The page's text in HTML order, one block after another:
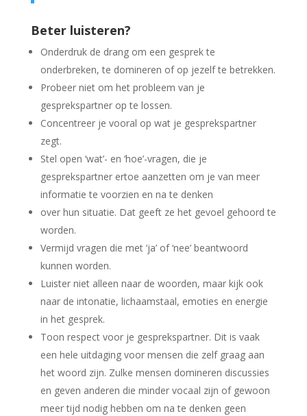
Beter luisteren?
Onderdruk de drang om een gesprek te
onderbreken, te domineren of op jezelf te betrekken.
Probeer niet om het probleem van je
gesprekspartner op te lossen.
Concentreer je vooral op wat je gesprekspartner
zegt.
Stel open ‘wat’- en ‘hoe’-vragen, die je
gesprekspartner ertoe aanzetten om je van meer
informatie te voorzien en na te denken
over hun situatie. Dat geeft ze het gevoel gehoord te
worden.
Vermijd vragen die met ‘ja’ of ‘nee’ beantwoord
kunnen worden.
Luister niet alleen naar de woorden, maar kijk ook
naar de intonatie, lichaamstaal, emoties en energie
in het gesprek.
Toon respect voor je gesprekspartner. Dit is vaak
een hele uitdaging voor mensen die zelf graag aan
het woord zijn. Zulke mensen domineren discussies
en geven anderen die minder vocaal zijn of gewoon
meer tijd nodig hebben om na te denken geen